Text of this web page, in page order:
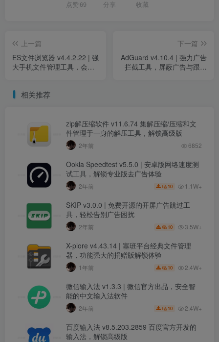
点赞 69 分享 收藏
上一篇
ES文件浏览器 v4.4.2.22 | 强
大手机文件管理工具，会员
下一篇
AdGuard v4.10.4 | 强力广告
拦截工具，屏蔽广告与跟踪
相关推荐
zip解压缩软件 v11.6.74 集解压缩/压缩和文
件管理于一身的解压工具，解锁高级版
2年前 6852
Ookla Speedtest v5.5.0 | 安卓版网络速度测
试工具，解锁专业版去广告体验
2年前 10 1.1W+
SKIP v3.0.0 | 免费开源的开屏广告跳过工
具，轻松告别广告困扰
2年前 10 3.5W+
X-plore v4.43.14 | 塞班平台经典文件管理
器，功能强大的捐赠版解锁体验
1年前 10 2.4W+
微信输入法 v1.3.3 | 微信官方出品，安全智
能的中文输入法软件
2年前 10 2.4W+
百度输入法 v8.5.203.2859 百度官方开发的
输入法，解锁高级版